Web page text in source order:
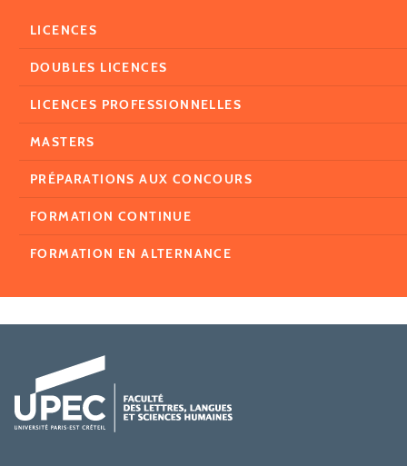
LICENCES
DOUBLES LICENCES
LICENCES PROFESSIONNELLES
MASTERS
PRÉPARATIONS AUX CONCOURS
FORMATION CONTINUE
FORMATION EN ALTERNANCE